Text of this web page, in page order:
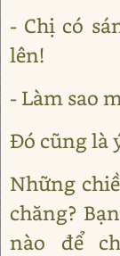
- Chị có
lên!
- Làm sao
Đó cũng là
Những
chăng?
nào để